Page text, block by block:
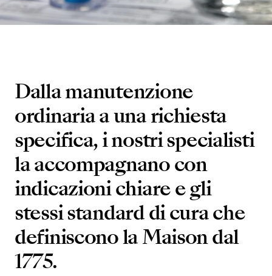
Dalla manutenzione
ordinaria a una richiesta
specifica, i nostri specialisti
la accompagnano con
indicazioni chiare e gli
stessi standard di cura che
definiscono la Maison dal
1775.